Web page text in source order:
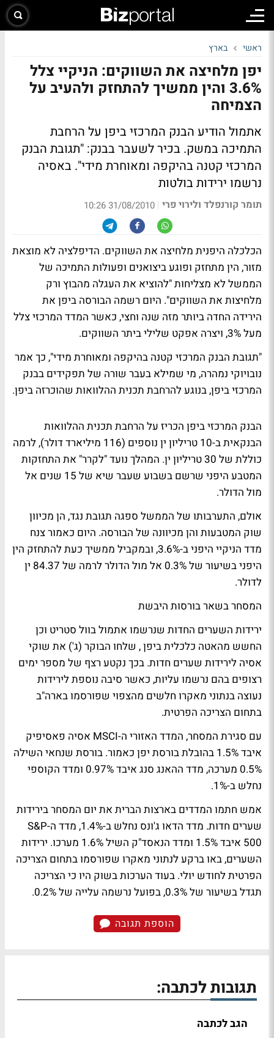
ראשי בארץ
יפן מלחיצה את השווקים: הניקיי צלל
3.6% והין ממשיך להתחזק ולהעיב על
הצמיחה
אתמול הודיע הבנק המרכזי ביפן על הרחבת
התמיכה במשק. בכיר לשעבר בבנק: "תגובת הבנק
המרכזי קטנה בהיקפה ומאוחרת מידי". באסיה
נרשמו ירידות בולטות
תומר קורנפלד ולירוי פרי |
31/08/2010 10:26
הכלכלה היפנית מלחיצה את השווקים. הדיפלציה לא מוצאת
מזור, הין מתחזק ופוגע ביצואנים ופעולות התמיכה של
הממשל לא מצליחות "להוציא את העגלה מהבוץ ורק
מלחיצות את השווקים". היום רשמה הבורסה ביפן את
הירידה החדה ביותר מזה שנה וחצי, כאשר המדד המרכזי צלל
מעל 3%, ויצרה אפקט שלילי ביתר השווקים.
"תגובת הבנק המרכזי קטנה בהיקפה ומאוחרת מידי", כך אמר
נובויוקי נמהרה, מי שמילא בעבר שורה של תפקידים בבנק
המרכזי ביפן, בנוגע להרחבת תכנית ההלוואות שהוכרזה ביפן.
הבנק המרכזי ביפן הכריז על הרחבת תכנית ההלוואות
הבנקאית ב-10 טריליון ין נוספים (116 מיליארד דולר), לרמה
כוללת של 30 טריליון ין. המהלך נועד "לקרר" את התחזקות
המטבע היפני שרשם בשבוע שעבר שיא של 15 שנים אל
מול הדולר.
אולם, התערבותו של הממשל ספגה תגובת נגד, הן מכיוון
שוק המטבעות והן מכיוונה של הבורסה. היום כאמור צנח
מדד הניקיי היפני ב-3.6%, ובמקביל ממשיך כעת להתחזק הין
היפני בשיעור של 0.3% אל מול הדולר לרמה של 84.37 ין
לדולר.
המסחר בשאר בורסות היבשת
ירידות השערים החדות שנרשמו אתמול בוול סטריט וכן
החשש מהאטה כלכלית ביפן , שלחו הבוקר (ג') את שוקי
אסיה לירידות שערים חדות. בכך נקטע רצף של מספר ימים
רצופים בהם נרשמו עליות, כאשר סיבה נוספת לירידות
נעוצה בנתוני מאקרו חלשים מהצפוי שפורסמו בארה"ב
בתחום הצריכה הפרטית.
עם סגירת המסחר, המדד האזורי ה-MSCI אסיה פאסיפיק
איבד 1.5% בהובלת בורסת יפן כאמור. בורסת שנחאי השילה
0.5% מערכה, מדד ההאנג סנג איבד 0.97% ומדד הקוספי
נחלש ב-1%.
אמש חתמו המדדים בארצות הברית את יום המסחר בירידות
שערים חדות. מדד הדאו ג'ונס נחלש ב-1.4%, מדד ה-S&P
500 איבד 1.5% ומדד הנאסד"ק השיל 1.6% מערכו. ירידות
השערים, באו ברקע לנתוני מאקרו שפורסמו בתחום הצריכה
הפרטית לחודש יולי. בעוד הערכות בשוק היו כי הצריכה
תגדל בשיעור של 0.3%, בפועל נרשמה עלייה של 0.2%.
הוספת תגובה
תגובות לכתבה:
הגב לכתבה